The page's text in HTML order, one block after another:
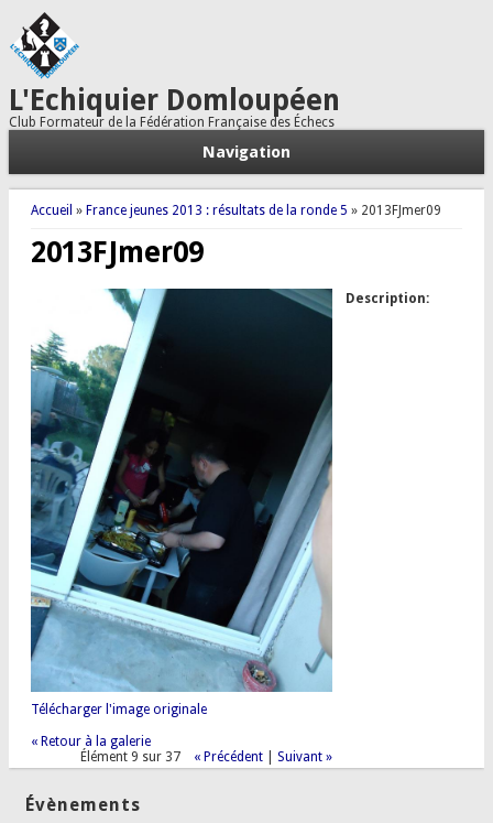
L'Echiquier Domloupéen
Club Formateur de la Fédération Française des Échecs
Navigation
Vous êtes ici
Accueil » France jeunes 2013 : résultats de la ronde 5 » 2013FJmer09
2013FJmer09
Télécharger l'image originale
« Retour à la galerie
Élément 9 sur 37
« Précédent |Suivant »
Description:
Évènements